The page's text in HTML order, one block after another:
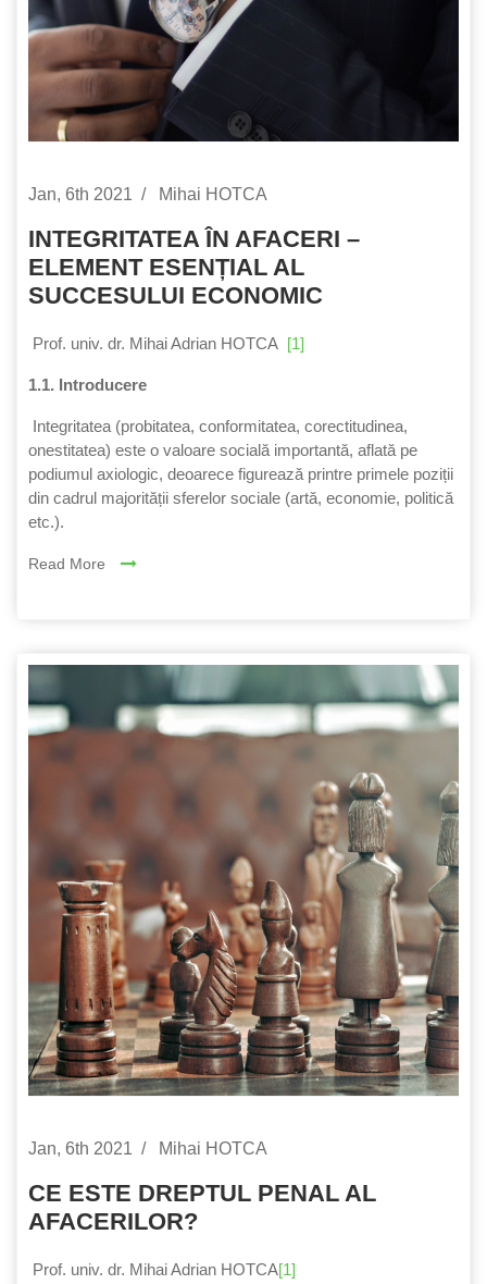
Jan, 6th 2021 Mihai HOTCA
INTEGRITATEA ÎN AFACERI –
ELEMENT ESENȚIAL AL
SUCCESULUI ECONOMIC
Prof. univ. dr. Mihai Adrian HOTCA [1]
1.1. Introducere
Integritatea (probitatea, conformitatea, corectitudinea,
onestitatea) este o valoare socială importantă, aflată pe
podiumul axiologic, deoarece figurează printre primele poziții
din cadrul majorității sferelor sociale (artă, economie, politică
etc.).
Read More
Jan, 6th 2021 Mihai HOTCA
CE ESTE DREPTUL PENAL AL
AFACERILOR?
Prof. univ. dr. Mihai Adrian HOTCA[1]